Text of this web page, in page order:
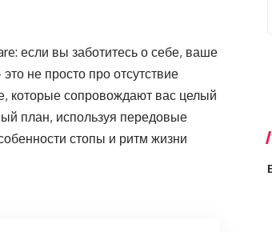
если вы заботитесь о себе, ваше
не просто про отсутствие
которые сопровождают вас целый
план, используя передовые
стопы и ритм жизни